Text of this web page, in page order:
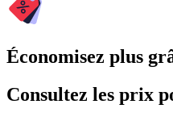
Économisez plus
Consultez les prix